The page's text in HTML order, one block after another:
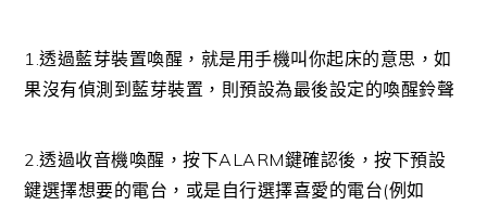
1.透過藍芽裝置喚醒，就是用手機叫你起床的意思，如
果沒有偵測到藍芽裝置，則預設為最後設定的喚醒鈴聲
2.透過收音機喚醒，按下ALARM鍵確認後，按下預設
鍵選擇想要的電台，或是自行選擇喜愛的電台(例如